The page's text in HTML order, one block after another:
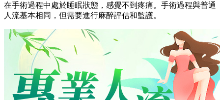
在手術過程中處於睡眠狀態，感覺不到疼痛。手術過程與普通
人流基本相同，但需要進行麻醉評估和監護。